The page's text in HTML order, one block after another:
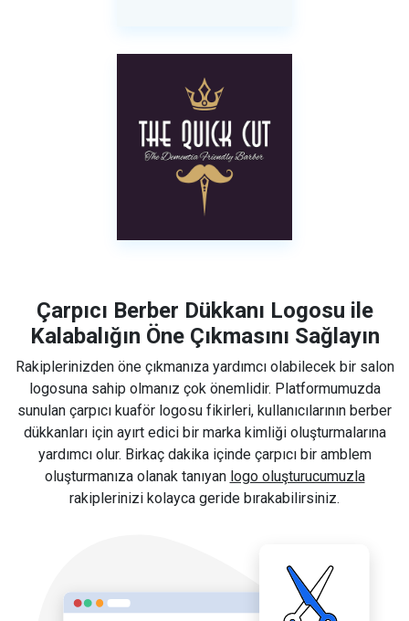
Çarpıcı Berber Dükkanı Logosu ile
Kalabalığın Öne Çıkmasını Sağlayın
Rakiplerinizden öne çıkmanıza yardımcı olabilecek bir salon
logosuna sahip olmanız çok önemlidir. Platformumuzda
sunulan çarpıcı kuaför logosu fikirleri, kullanıcılarının berber
dükkanları için ayırt edici bir marka kimliği oluşturmalarına
yardımcı olur. Birkaç dakika içinde çarpıcı bir amblem
oluşturmanıza olanak tanıyan logo oluşturucumuzla
rakiplerinizi kolayca geride bırakabilirsiniz.